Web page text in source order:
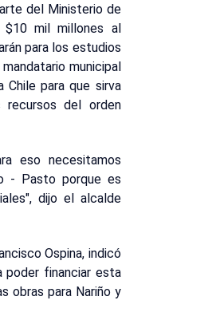
del Ministerio de
$10 mil millones al
para los estudios
municipal
Chile para que sirva
recursos del orden
eso necesitamos
- Pasto porque es
dijo el alcalde
Ospina, indicó
poder financiar esta
obras para Nariño y